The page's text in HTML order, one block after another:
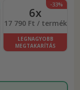
-33%
6x
17 790 Ft / termék
LEGNAGYOBB
MEGTAKARÍTÁS